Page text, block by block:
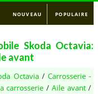
NOUVEAU POPULAIRE
Skoda Octavia:
avant
Octavia/ Carrosserie -
carrosserie /Aile avant/